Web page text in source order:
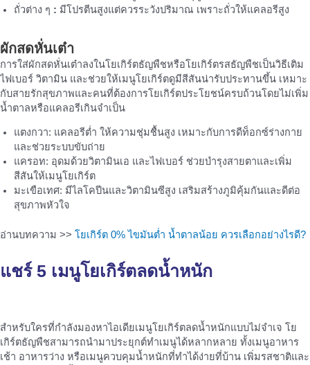
ถั่วต่าง ๆ : มีโปรตีนสูงแต่ควรระวังปริมาณ เพราะถั่วให้แคลอรีสูง
ผักสดหั่นเต๋า
การใส่ผักสดหั่นเต๋าลงในโยเกิร์ตธัญพืชหรือโยเกิร์ตรสธัญพืชเป็นวิธีเติม
ไฟเบอร์ วิตามิน และช่วยให้เมนูโยเกิร์ตดูมีสีสันน่ารับประทานขึ้น เหมาะ
กับสายรักสุขภาพและคนที่ต้องการโยเกิร์ตประโยชน์ครบถ้วนโดยไม่เพิ่ม
น้ำตาลหรือแคลอรีเกินจำเป็น
แตงกวา: แคลอรีต่ำ ให้ความชุ่มชื้นสูง เหมาะกับการดีท็อกซ์ร่างกาย
และช่วยระบบขับถ่าย
แครอท: อุดมด้วยวิตามินเอ และไฟเบอร์ ช่วยบำรุงสายตาและเพิ่ม
สีสันให้เมนูโยเกิร์ต
มะเขือเทศ: มีไลโคปีนและวิตามินซีสูง เสริมสร้างภูมิคุ้มกันและดีต่อ
สุขภาพหัวใจ
อ่านบทความ >> โยเกิร์ต 0% ไขมันต่ำ น้ำตาลน้อย ควรเลือกอย่างไรดี?
แชร์ 5 เมนูโยเกิร์ตลดน้ำหนัก
สำหรับใครที่กำลังมองหาไอเดียเมนูโยเกิร์ตลดน้ำหนักแบบไม่จำเจ โย
เกิร์ตธัญพืชสามารถนำมาประยุกต์ทำเมนูได้หลากหลาย ทั้งเมนูอาหาร
เช้า อาหารว่าง หรือเมนูควบคุมน้ำหนักที่ทำได้ง่ายที่บ้าน เพิ่มรสชาติและ